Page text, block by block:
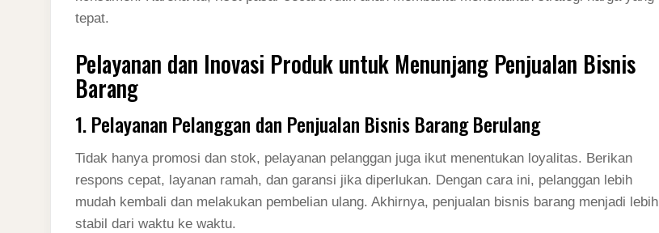
tepat.
Pelayanan dan Inovasi Produk untuk Menunjang Penjualan Bisnis
Barang
1. Pelayanan Pelanggan dan Penjualan Bisnis Barang Berulang
Tidak hanya promosi dan stok, pelayanan pelanggan juga ikut menentukan loyalitas. Berikan
respons cepat, layanan ramah, dan garansi jika diperlukan. Dengan cara ini, pelanggan lebih
mudah kembali dan melakukan pembelian ulang. Akhirnya, penjualan bisnis barang menjadi lebih
stabil dari waktu ke waktu.